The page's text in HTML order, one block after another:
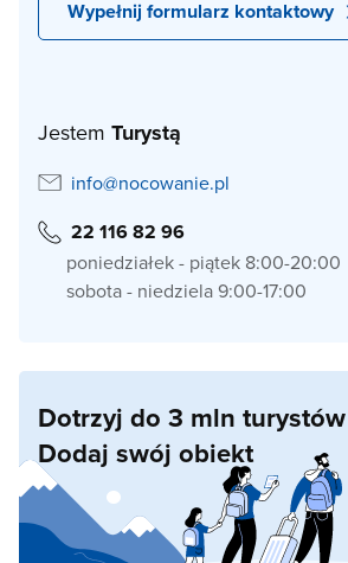
Wypełnij formularz kontaktowy
Jestem Turystą
info@nocowanie.pl
22 116 82 96
poniedziałek - piątek 8:00-20:00
sobota - niedziela 9:00-17:00
Dotrzyj do 3 mln turystów
Dodaj swój obiekt